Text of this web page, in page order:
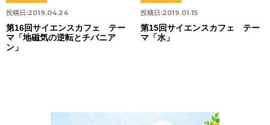
投稿日:2019.04.24
第16回サイエンスカフェ テー
マ「地磁気の逆転とチバニア
ン」
投稿日:2019.01.15
第15回サイエンスカフェ テー
マ「水」